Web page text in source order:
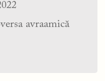
avraamică